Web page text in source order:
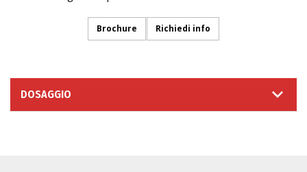
Brochure Richiedi info
DOSAGGIO